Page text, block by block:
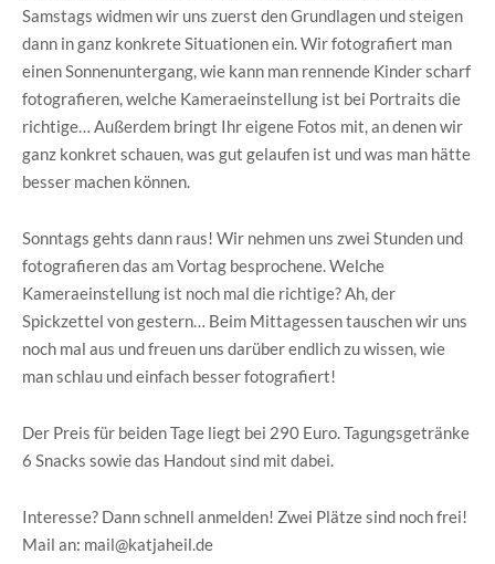
Samstags widmen wir uns zuerst den Grundlagen und steigen
dann in ganz konkrete Situationen ein. Wir fotografiert man
einen Sonnenuntergang, wie kann man rennende Kinder scharf
fotografieren, welche Kameraeinstellung ist bei Portraits die
richtige… Außerdem bringt Ihr eigene Fotos mit, an denen wir
ganz konkret schauen, was gut gelaufen ist und was man hätte
besser machen können.
Sonntags gehts dann raus! Wir nehmen uns zwei Stunden und
fotografieren das am Vortag besprochene. Welche
Kameraeinstellung ist noch mal die richtige? Ah, der
Spickzettel von gestern… Beim Mittagessen tauschen wir uns
noch mal aus und freuen uns darüber endlich zu wissen, wie
man schlau und einfach besser fotografiert!
Der Preis für beiden Tage liegt bei 290 Euro. Tagungsgetränke
6 Snacks sowie das Handout sind mit dabei.
Interesse? Dann schnell anmelden! Zwei Plätze sind noch frei!
Mail an: mail@katjaheil.de